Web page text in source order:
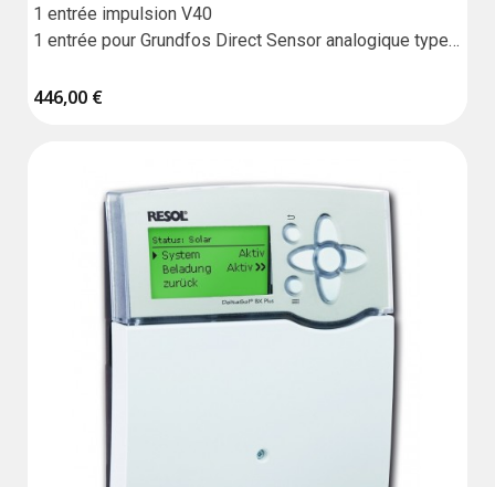
1 entrée impulsion V40
1 entrée pour Grundfos Direct Sensor analogique type
1 entrée pour Grundfos Direct Sensor analogique type
Communicante via VBus
Garantie : 18 mois
446,00 €